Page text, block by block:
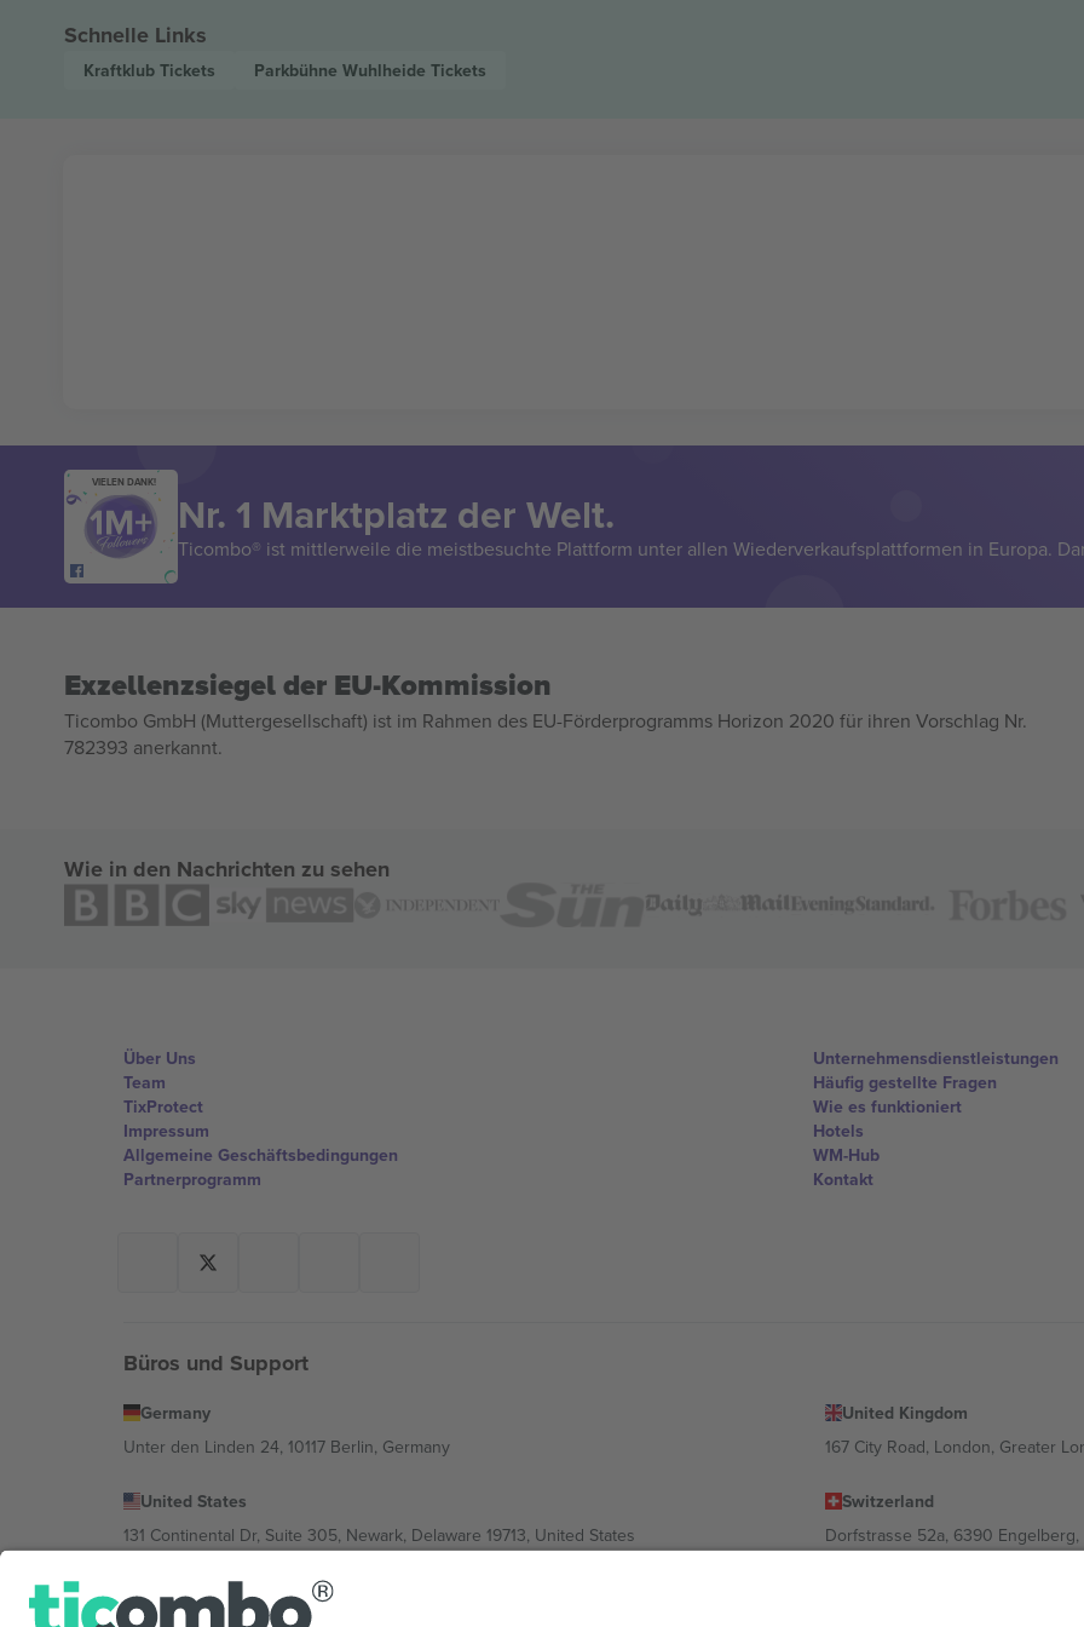
Schnelle Links
Kraftklub Tickets Parkbühne Wuhlheide Tickets
VIELEN DANK!
Nr. 1 Marktplatz der Welt.
Ticombo® ist mittlerweile die meistbesuchte Plattform unter allen Wiederverkaufsplattformen in Europa.
Exzellenzsiegel der EU-Kommission
Ticombo GmbH (Muttergesellschaft) ist im Rahmen des EU-Förderprogramms Horizon 2020 für ihren Vorschlag Nr.
782393 anerkannt.
Wie in den Nachrichten zu sehen
Über Uns
Team
TixProtect
Impressum
Allgemeine Geschäftsbedingungen
Partnerprogramm
Unternehmensdienstleistungen
Häufig gestellte Fragen
Wie es funktioniert
Hotels
WM-Hub
Kontakt
Büros und Support
Germany
Unter den Linden 24, 10117 Berlin, Germany
United Kingdom
167 City Road, London, Greater
United States
131 Continental Dr, Suite 305, Newark, Delaware 19713, United States
Switzerland
Dorfstrasse 52a, 6390
Bulgaria